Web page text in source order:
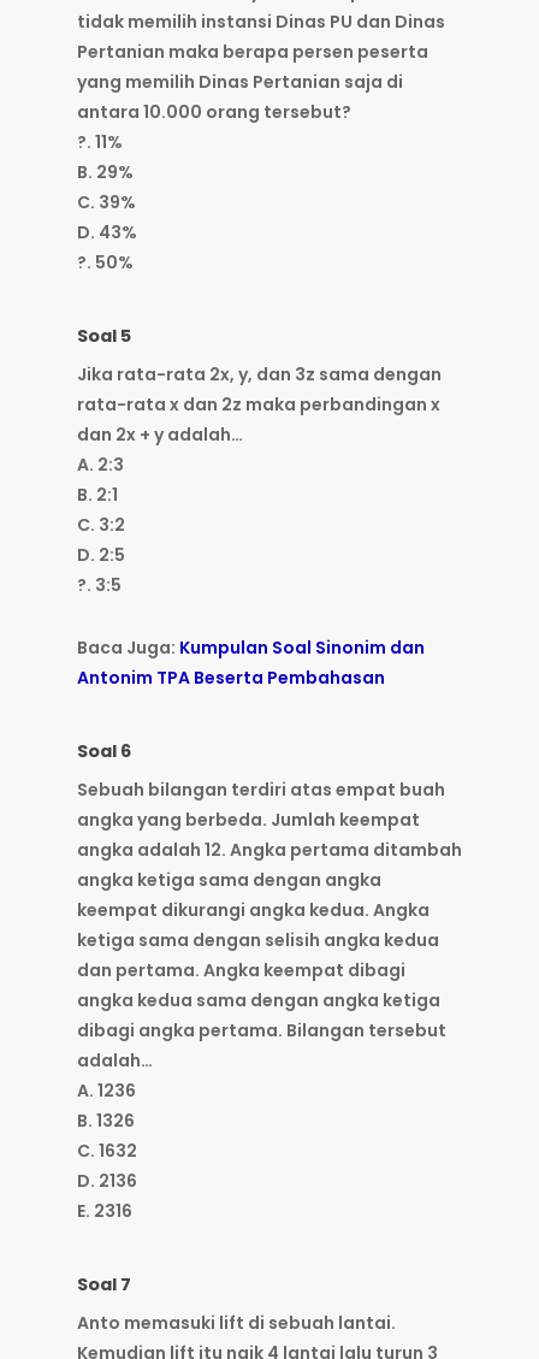
tidak memilih instansi Dinas PU dan Dinas
Pertanian maka berapa persen peserta
yang memilih Dinas Pertanian saja di
antara 10.000 orang tersebut?
?. 11%
B. 29%
C. 39%
D. 43%
?. 50%
Soal 5
Jika rata-rata 2x, y, dan 3z sama dengan
rata-rata x dan 2z maka perbandingan x
dan 2x + y adalah…
A. 2:3
B. 2:1
C. 3:2
D. 2:5
?. 3:5
Baca Juga: Kumpulan Soal Sinonim dan
Antonim TPA Beserta Pembahasan
Soal 6
Sebuah bilangan terdiri atas empat buah
angka yang berbeda. Jumlah keempat
angka adalah 12. Angka pertama ditambah
angka ketiga sama dengan angka
keempat dikurangi angka kedua. Angka
ketiga sama dengan selisih angka kedua
dan pertama. Angka keempat dibagi
angka kedua sama dengan angka ketiga
dibagi angka pertama. Bilangan tersebut
adalah…
A. 1236
B. 1326
C. 1632
D. 2136
E. 2316
Soal 7
Anto memasuki lift di sebuah lantai.
Kemudian lift itu naik 4 lantai lalu turun 3